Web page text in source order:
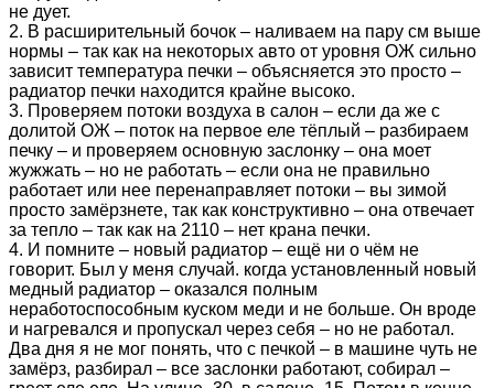
не дует.
2. В расширительный бочок – наливаем на пару см выше
нормы – так как на некоторых авто от уровня ОЖ сильно
зависит температура печки – объясняется это просто –
радиатор печки находится крайне высоко.
3. Проверяем потоки воздуха в салон – если да же с
долитой ОЖ – поток на первое еле тёплый – разбираем
печку – и проверяем основную заслонку – она моет
жужжать – но не работать – если она не правильно
работает или нее перенаправляет потоки – вы зимой
просто замёрзнете, так как конструктивно – она отвечает
за тепло – так как на 2110 – нет крана печки.
4. И помните – новый радиатор – ещё ни о чём не
говорит. Был у меня случай. когда установленный новый
медный радиатор – оказался полным
неработоспособным куском меди и не больше. Он вроде
и нагревался и пропускал через себя – но не работал.
Два дня я не мог понять, что с печкой – в машине чуть не
замёрз, разбирал – все заслонки работают, собирал –